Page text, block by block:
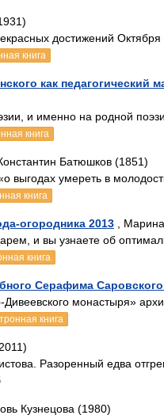
достижений Октября
книга
как педагогический
и именно на родной
книга
Батюшков (1851)
выгодах умереть в
книга
огородника 2013 ,
и вы узнаете об
книга
Серафима
монастыря»
книга
Разоренный едва
Кузнецова (1980)